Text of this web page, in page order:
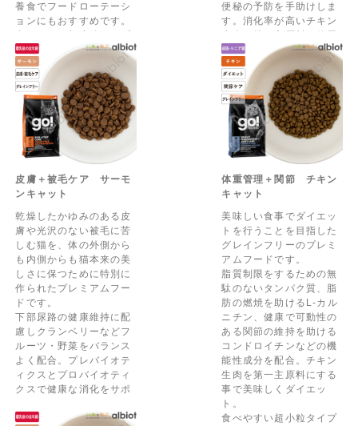
養食でフードローテーシ
ョンにもおすすめです。
です。
便秘の予防を手助けしま
す。消化率が高いチキン
しました。
皮膚＋被毛ケア サーモ
ンキャット
乾燥したかゆみのある皮
膚や光沢のない被毛に苦
しむ猫を、体の外側から
も内側からも猫本来の美
しさに保つために特別に
作られたプレミアムフー
ドです。
下部尿路の健康維持に配
慮しクランベリーなどフ
ルーツ・野菜をバランス
よく配合。プレバイオテ
ィクスとプロバイオティ
クスで健康な消化をサポ
食べやすい超小粒タイプ
体重管理＋関節 チキン
キャット
美味しい食事でダイエッ
トを行うことを目指した
グレインフリーのプレミ
アムフードです。
脂質制限をするための無
駄のないタンパク質、脂
肪の燃焼を助けるL-カル
ニチン、健康で可動性の
ある関節の維持を助ける
コンドロイチンなどの機
能性成分を配合。チキン
生肉を第一主原料にする
事で美味しくダイエッ
ト。
食べやすい超小粒タイプ